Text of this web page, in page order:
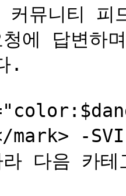
커뮤니티
에 답변하
.
-
다음 카